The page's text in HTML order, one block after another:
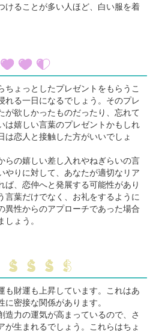
けることが多い人ほど、白い服を着
ょっとしたプレゼントをもらうこ
れる一日になるでしょう。そのプレ
が欲しかったものだったり、忘れて
は嬉しい言葉のプレゼントかもしれ
は恋人と接触した方がいいでしょ
の嬉しい差し入れやねぎらいの言
やりに対して、あなたが適切なリア
ば、恋仲へと発展する可能性があり
言葉だけでなく、お礼をするように
異性からのアプローチであった場合
ょう。
財運も上昇しています。これはあ
密接な関係があります。
力の運気が高まっているので、さ
が生まれるでしょう。これらはちょ